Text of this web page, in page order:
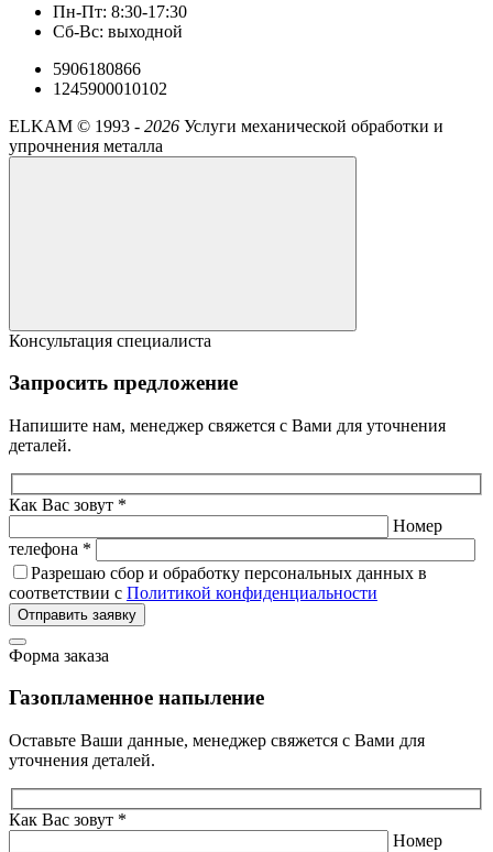
Пн-Пт: 8:30-17:30
Сб-Вс: выходной
5906180866
1245900010102
ELKAM © 1993 - 2026 Услуги механической обработки и
упрочнения металла
Консультация специалиста
Запросить предложение
Напишите нам, менеджер свяжется с Вами для уточнения
деталей.
Как Вас зовут *
Номер
телефона *
Разрешаю сбор и обработку персональных данных в
соответствии с Политикой конфиденциальности
Отправить заявку
Форма заказа
Газопламенное напыление
Оставьте Ваши данные, менеджер свяжется с Вами для
уточнения деталей.
Как Вас зовут *
Номер